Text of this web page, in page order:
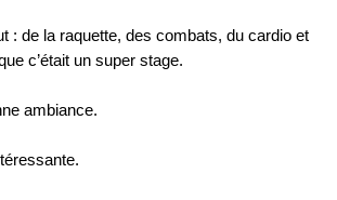
: de la raquette, des combats, du cardio et
que c’était un super stage.
ambiance.